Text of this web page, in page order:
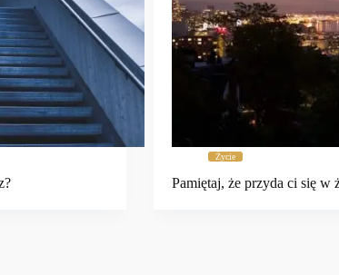
Życie
Pamiętaj, że przyda ci się